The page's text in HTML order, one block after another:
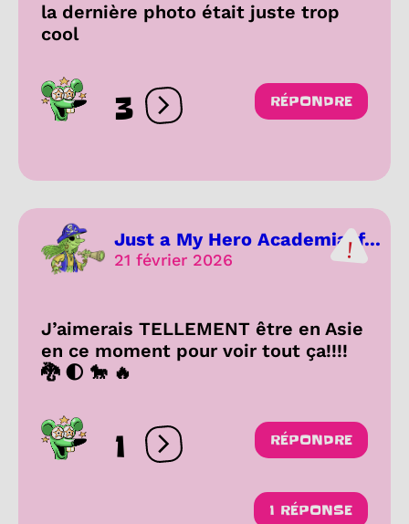
la dernière photo était juste trop
cool
3 Ouvrir les réactions
RÉPONDRE
Just a My Hero Academia-f...
21 février 2026
J’aimerais TELLEMENT être en Asie
en ce moment pour voir tout ça!!!!
🐉 🌓 🐎 🔥
1 Ouvrir les réactions
RÉPONDRE
1 RÉPONSE